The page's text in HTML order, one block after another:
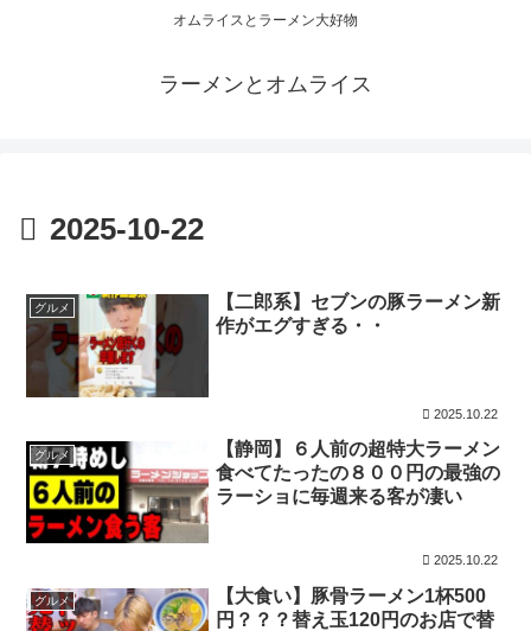
オムライスとラーメン大好物
ラーメンとオムライス
2025-10-22
グルメ
【二郎系】セブンの豚ラーメン新
作がエグすぎる・・
2025.10.22
グルメ
【静岡】６人前の超特大ラーメン
食べてたったの８００円の最強の
ラーショに毎週来る客が凄い
2025.10.22
グルメ
【大食い】豚骨ラーメン1杯500
円？？？替え玉120円のお店で替